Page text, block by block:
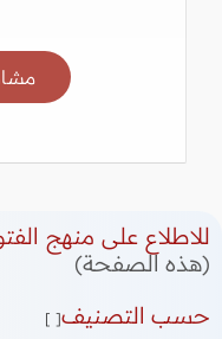
للاطلاع على منهج
(هذه الصفحة)
حسب التصنيف[ ]